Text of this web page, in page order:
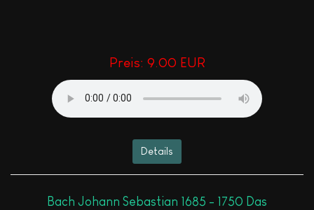
Preis: 9.00 EUR
Details
Bach Johann Sebastian 1685 - 1750 Das